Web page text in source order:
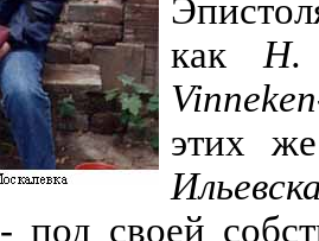
какН.
этих
- под своей